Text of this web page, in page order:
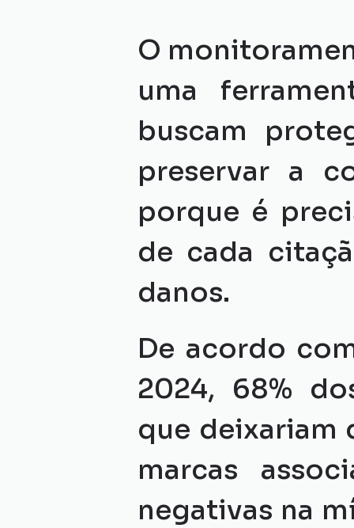
O
uma
buscam
preservar a
porque é
de cada
danos.
De acordo
2024, 68%
que deixariam
marcas
negativas na